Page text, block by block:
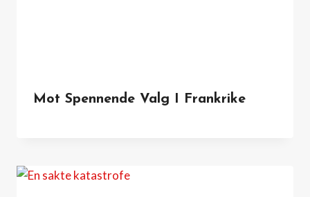
Mot Spennende Valg I Frankrike